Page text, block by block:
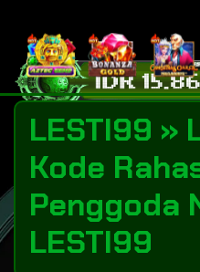
LESTI99 »
Kode
Penggoda
LESTI99